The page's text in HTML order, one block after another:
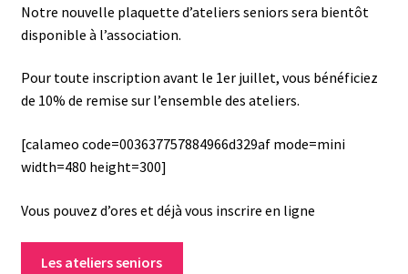
Notre nouvelle plaquette d’ateliers seniors sera bientôt
disponible à l’association.
Pour toute inscription avant le 1er juillet, vous bénéficiez
de 10% de remise sur l’ensemble des ateliers.
[calameo code=003637757884966d329af mode=mini
width=480 height=300]
Vous pouvez d’ores et déjà vous inscrire en ligne
Les ateliers seniors